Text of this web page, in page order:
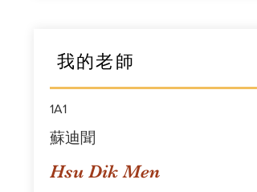
我的老師
1A1
蘇迪聞
Hsu Dik Men